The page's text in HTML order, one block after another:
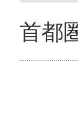
首都